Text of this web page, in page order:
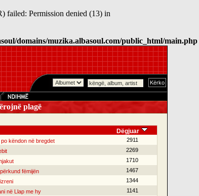
failed: Permission denied (13) in
domains/muzika.albasoul.com/public_html/main.php
plagë
Dëgjuar
këndon në bregdet
2911
2269
1710
fëmijën
1467
1344
në Llap me hy
1141